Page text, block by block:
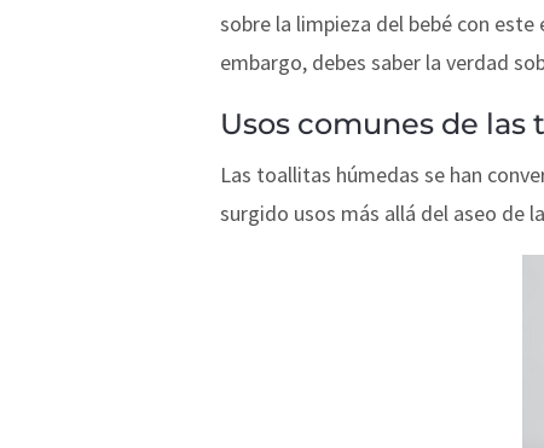
sobre la limpieza del bebé con
embargo, debes saber la verdad
Usos comunes de
Las toallitas húmedas se han
surgido usos más allá del aseo de